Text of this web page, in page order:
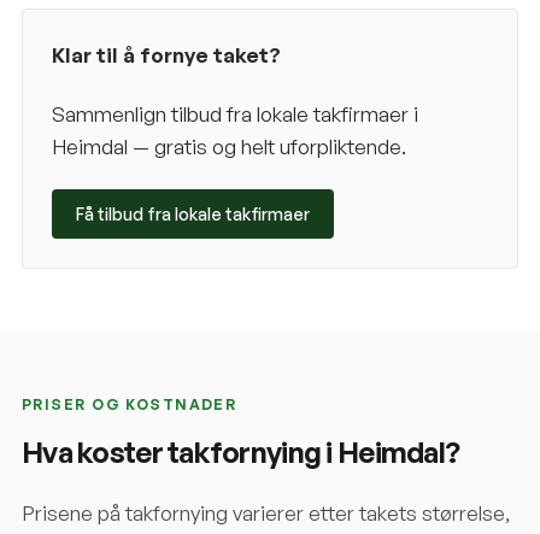
Klar til å fornye taket?
Sammenlign tilbud fra lokale takfirmaer i
Heimdal — gratis og helt uforpliktende.
Få tilbud fra lokale takfirmaer
PRISER OG KOSTNADER
Hva koster takfornying i Heimdal?
Prisene på takfornying varierer etter takets størrelse,